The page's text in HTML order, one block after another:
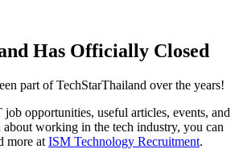
Has Officially Closed
part of TechStarThailand over the years!
opportunities, useful articles, events, and
working in the tech industry, you can
more at ISM Technology Recruitment.